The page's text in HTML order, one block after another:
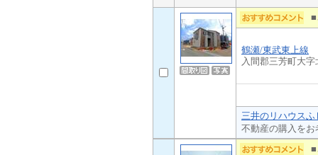
■
鶴瀬/東武東上線
入間郡三芳町大字
三井のリハウス
不動産の購入を
■